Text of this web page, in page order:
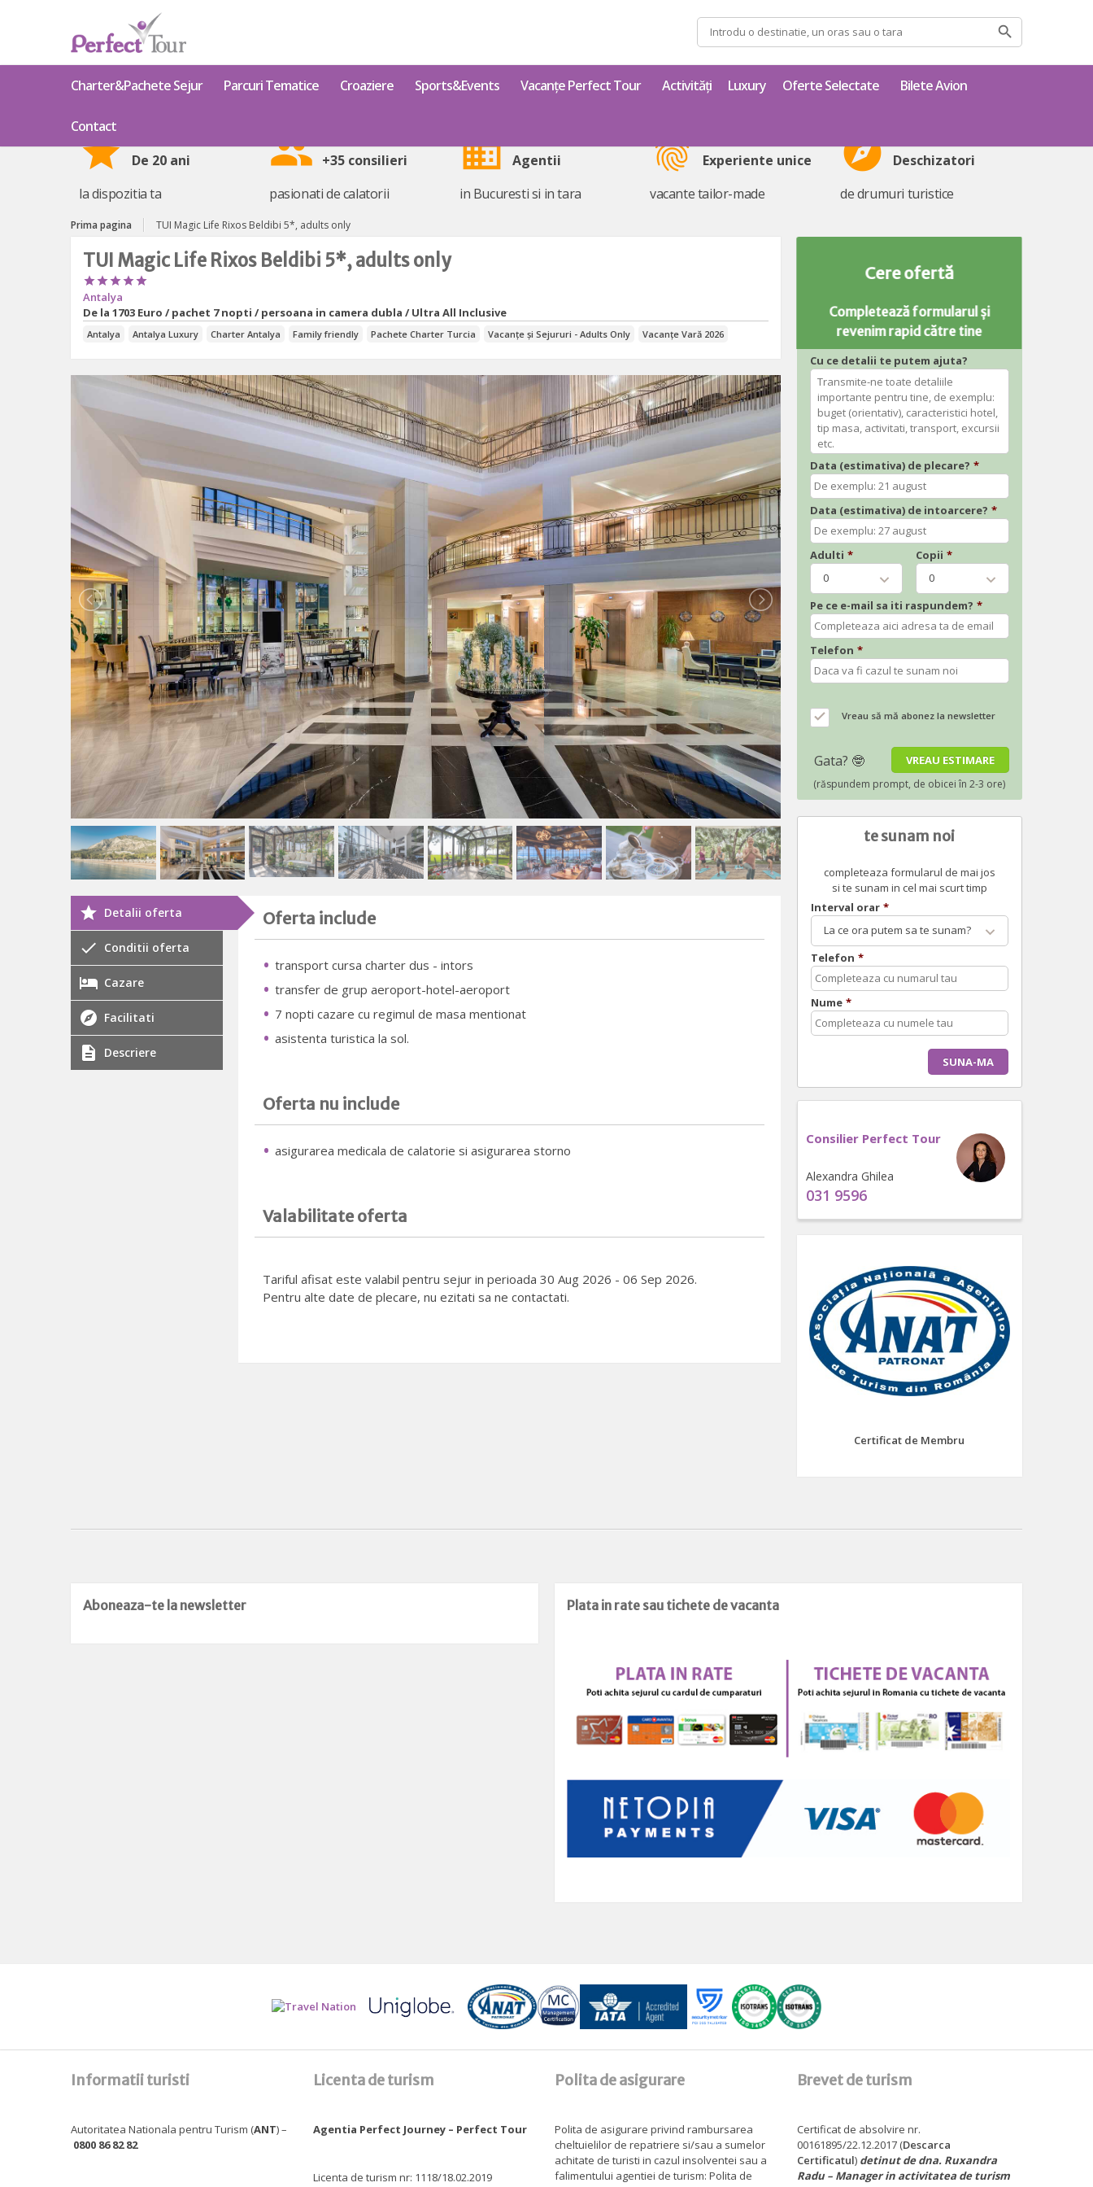
Caută
după:
Charter&Pachete Sejur Parcuri Tematice Croaziere Sports&Events Vacanțe Perfect Tour Activități Luxury Oferte Selectate Bilete Avion
Contact
star De 20 ani
la dispozitia ta
group +35 consilieri
pasionati de calatorii
business Agentii
in Bucuresti si in tara
fingerprint Experiente unice
vacante tailor-made
explore Deschizatori
de drumuri turistice
Prima pagina TUI Magic Life Rixos Beldibi 5*, adults only
TUI Magic Life Rixos Beldibi 5*, adults only

Antalya
De la 1703 Euro / pachet 7 nopti / persoana in camera dubla / Ultra All Inclusive
Antalya Antalya Luxury Charter Antalya Family friendly Pachete Charter Turcia Vacanțe și Sejururi - Adults Only Vacanțe Vară 2026
Detalii oferta
Conditii oferta
Cazare
Facilitati
Descriere
Oferta include
transport cursa charter dus - intors
transfer de grup aeroport-hotel-aeroport
7 nopti cazare cu regimul de masa mentionat
asistenta turistica la sol.
Oferta nu include
asigurarea medicala de calatorie si asigurarea storno
Valabilitate oferta
Tariful afisat este valabil pentru sejur in perioada 30 Aug 2026 - 06 Sep 2026.
Pentru alte date de plecare, nu ezitati sa ne contactati.
Cere ofertă
Completează formularul și
revenim rapid către tine
Cu ce detalii te putem ajuta?
Data (estimativa) de plecare? *
Data (estimativa) de intoarcere? *
Adulti *
0
Copii *
0
Pe ce e-mail sa iti raspundem? *
Telefon *
Vreau să mă abonez la newsletter
te sunam noi
completeaza formularul de mai jos
si te sunam in cel mai scurt timp
Interval orar *
La ce ora putem sa te sunam?
Telefon *
Nume *
Consilier Perfect Tour
Alexandra Ghilea
031 9596
Certificat de Membru
Aboneaza-te la newsletter Plata in rate sau tichete de vacanta
Informatii turisti
Autoritatea Nationala pentru Turism (ANT) –
0800 86 82 82
Licenta de turism
Agentia Perfect Journey – Perfect Tour
Licenta de turism nr: 1118/18.02.2019
Polita de asigurare
Polita de asigurare privind rambursarea
cheltuielilor de repatriere si/sau a sumelor
achitate de turisti in cazul insolventei sau a
falimentului agentiei de turism: Polita de
Brevet de turism
Certificat de absolvire nr.
00161895/22.12.2017 (Descarca
Certificatul) detinut de dna. Ruxandra
Radu – Manager in activitatea de turism